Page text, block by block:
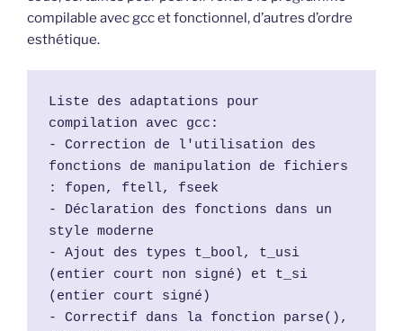
compilable avec gcc et fonctionnel, d’autres d’ordre
esthétique.
Liste des adaptations pour
compilation avec gcc:
- Correction de l'utilisation des
fonctions de manipulation de fichiers
: fopen, ftell, fseek
- Déclaration des fonctions dans un
style moderne
- Ajout des types t_bool, t_usi
(entier court non signé) et t_si
(entier court signé)
- Correctif dans la fonction parse(),